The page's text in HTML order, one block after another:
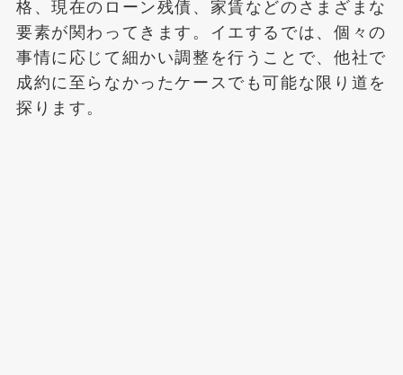
格、現在のローン残債、家賃などのさまざまな
要素が関わってきます。イエするでは、個々の
事情に応じて細かい調整を行うことで、他社で
成約に至らなかったケースでも可能な限り道を
探ります。